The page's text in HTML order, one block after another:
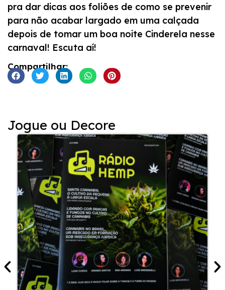
pra dar dicas aos foliões de como se prevenir
para não acabar largado em uma calçada
depois de tomar um boa noite Cinderela nesse
carnaval! Escuta aí!
Compartilhar:
Jogue ou Decore